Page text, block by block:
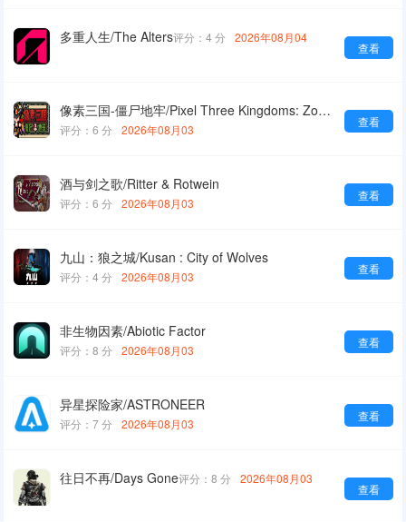
多重人生/The Alters
查看
评分：4 分 2026年08月04
像素三国-僵尸地牢/Pixel Three Kingdoms: Zombie Dungeon
查看
评分：6 分 2026年08月03
酒与剑之歌/Ritter & Rotwein
查看
评分：6 分 2026年08月03
九山：狼之城/Kusan : City of Wolves
查看
评分：4 分 2026年08月03
非生物因素/Abiotic Factor
查看
评分：8 分 2026年08月03
异星探险家/ASTRONEER
查看
评分：7 分 2026年08月03
往日不再/Days Gone
查看
评分：8 分 2026年08月03